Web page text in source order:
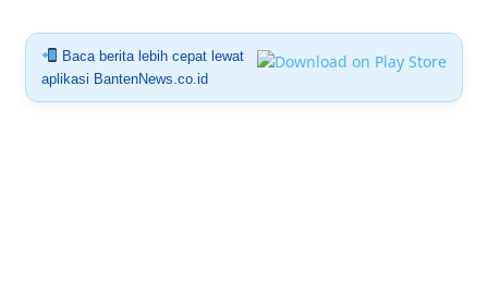
Baca berita lebih cepat lewat
aplikasi BantenNews.co.id